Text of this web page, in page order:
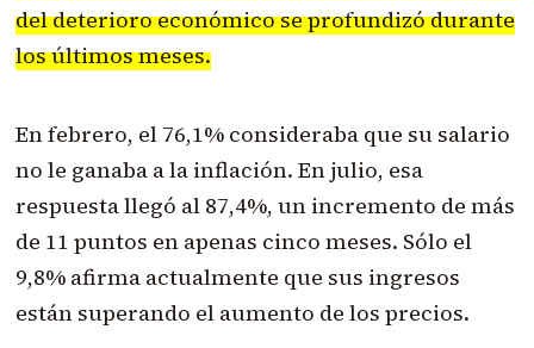
del deterioro económico se profundizó durante
los últimos meses.
En febrero, el 76,1% consideraba que su salario
no le ganaba a la inflación. En julio, esa
respuesta llegó al 87,4%, un incremento de más
de 11 puntos en apenas cinco meses. Sólo el
9,8% afirma actualmente que sus ingresos
están superando el aumento de los precios.